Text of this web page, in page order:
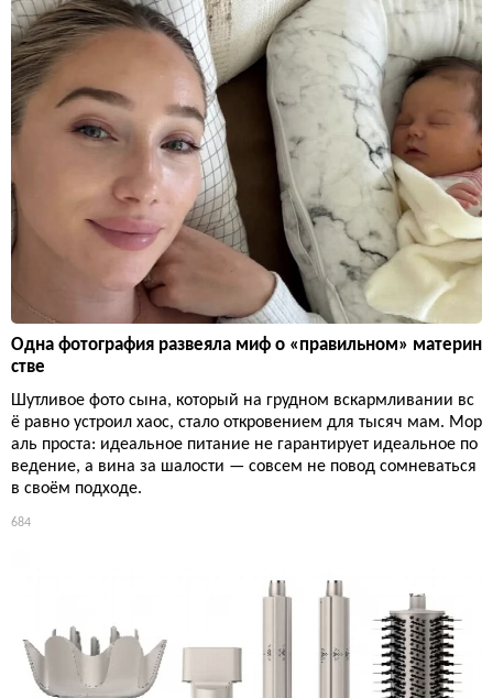
Одна фотография развеяла миф о «правильном» материн
стве
Шутливое фото сына, который на грудном вскармливании вс
ё равно устроил хаос, стало откровением для тысяч мам. Мор
аль проста: идеальное питание не гарантирует идеальное по
ведение, а вина за шалости — совсем не повод сомневаться
в своём подходе.
684